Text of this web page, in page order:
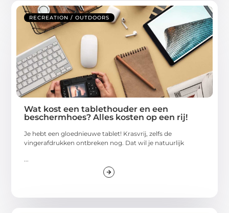
RECREATION / OUTDOORS
Wat kost een tablethouder en een
beschermhoes? Alles kosten op een rij!
Je hebt een gloednieuwe tablet! Krasvrij, zelfs de
vingerafdrukken ontbreken nog. Dat wil je natuurlijk
...